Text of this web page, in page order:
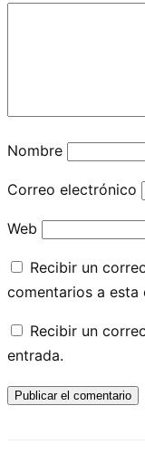
Nombre
Correo electrónico
Web
Recibir un
comentarios a esta
Recibir un
entrada.